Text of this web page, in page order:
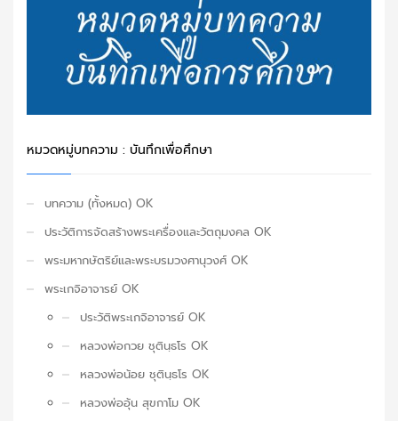
หมวดหมู่บทความ : บันทึกเพื่อศึกษา
บทความ (ทั้งหมด) OK
ประวัติการจัดสร้างพระเครื่องและวัตถุมงคล OK
พระมหากษัตริย์และพระบรมวงศานุวงศ์ OK
พระเกจิอาจารย์ OK
ประวัติพระเกจิอาจารย์ OK
หลวงพ่อกวย ชุตินฺธโร OK
หลวงพ่อน้อย ชุตินฺธโร OK
หลวงพ่ออุ้น สุขกาโม OK